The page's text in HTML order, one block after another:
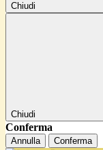
Chiudi
Chiudi
Conferma
Annulla Conferma